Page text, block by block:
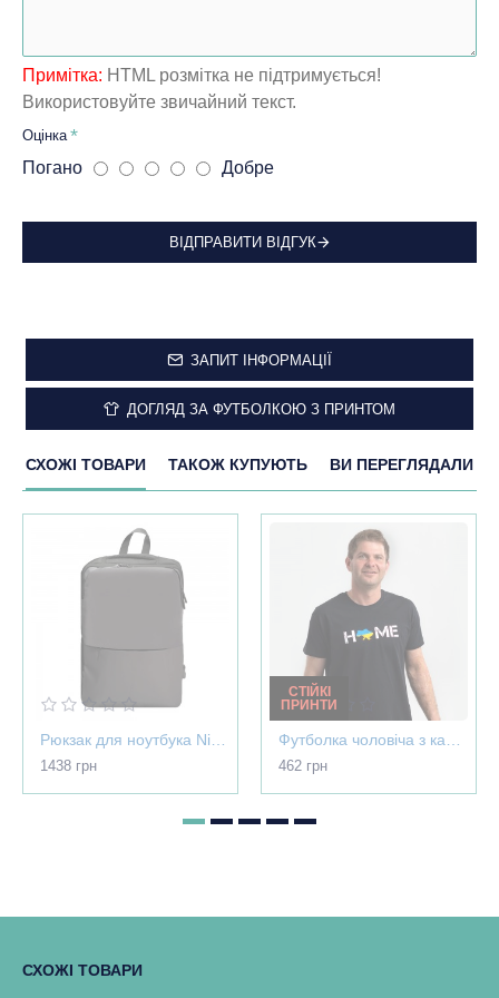
Примітка: HTML розмітка не підтримується!
Використовуйте звичайний текст.
Оцінка
Погано Добре
ВІДПРАВИТИ ВІДГУК
ЗАПИТ ІНФОРМАЦІЇ
ДОГЛЯД ЗА ФУТБОЛКОЮ З ПРИНТОМ
СХОЖІ ТОВАРИ ТАКОЖ КУПУЮТЬ ВИ ПЕРЕГЛЯДАЛИ
1438 грн
СТІЙКІ
ПРИНТИ
462 грн
СХОЖІ ТОВАРИ